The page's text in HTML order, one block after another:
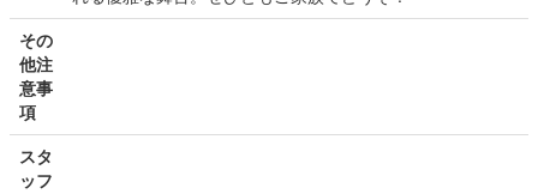
その
他注
意事
項
スタ
ッフ